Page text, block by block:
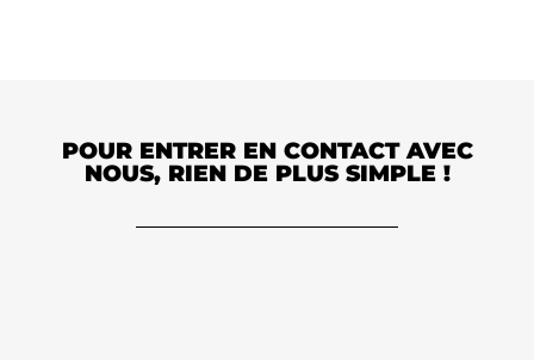
POUR ENTRER EN CONTACT AVEC
NOUS, RIEN DE PLUS SIMPLE !